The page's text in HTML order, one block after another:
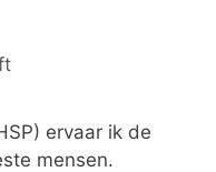
ervaar ik de
mensen.